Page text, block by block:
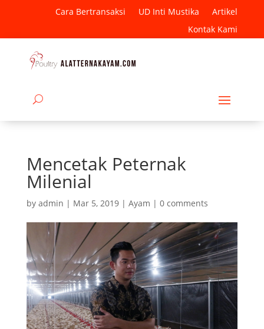
Cara Bertransaksi UD Inti Mustika
Artikel
Kontak Kami
Mencetak Peternak
Milenial
by admin | Mar 5, 2019| Ayam | 0 comments